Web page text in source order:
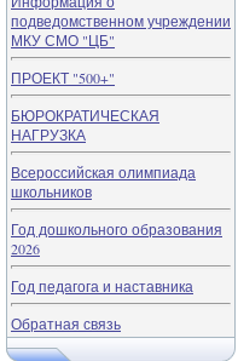
подведомственном учреждении
МКУ СМО "ЦБ"
ПРОЕКТ "500+"
БЮРОКРАТИЧЕСКАЯ
НАГРУЗКА
Всероссийская олимпиада
школьников
Год дошкольного образования
2026
Год педагога и наставника
Обратная связь